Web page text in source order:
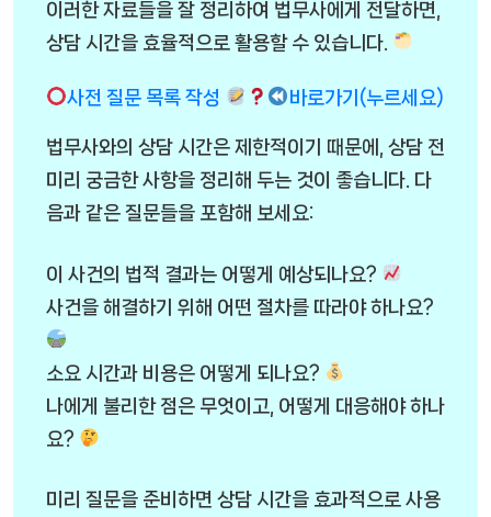
이러한 자료들을 잘 정리하여 법무사에게 전달하면,
상담 시간을 효율적으로 활용할 수 있습니다.
사전 질문 목록 작성 바로가기(누르세요)
법무사와의 상담 시간은 제한적이기 때문에, 상담 전
미리 궁금한 사항을 정리해 두는 것이 좋습니다. 다
음과 같은 질문들을 포함해 보세요:
이 사건의 법적 결과는 어떻게 예상되나요?
사건을 해결하기 위해 어떤 절차를 따라야 하나요?
소요 시간과 비용은 어떻게 되나요?
나에게 불리한 점은 무엇이고, 어떻게 대응해야 하나
요?
미리 질문을 준비하면 상담 시간을 효과적으로 사용